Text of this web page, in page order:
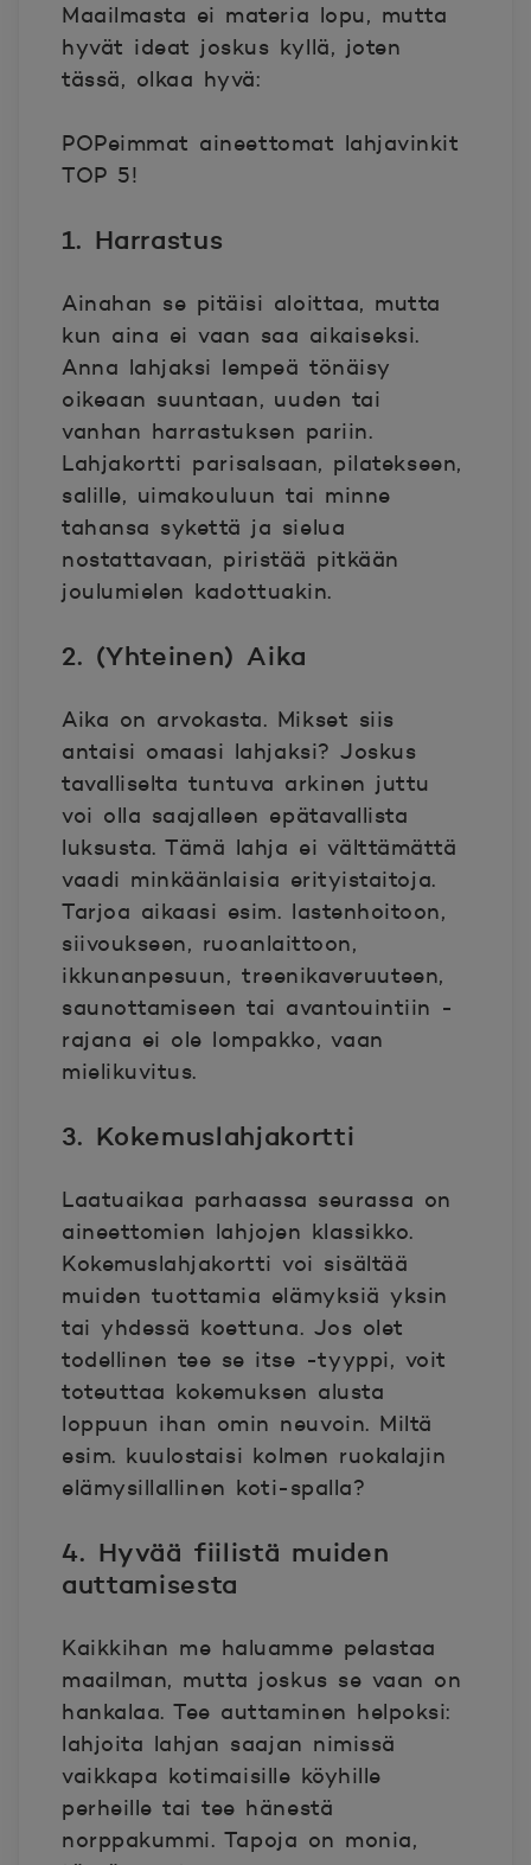
Maailmasta ei materia lopu, mutta
hyvät ideat joskus kyllä, joten
tässä, olkaa hyvä:
POPeimmat aineettomat lahjavinkit
TOP 5!
1. Harrastus
Ainahan se pitäisi aloittaa, mutta
kun aina ei vaan saa aikaiseksi.
Anna lahjaksi lempeä tönäisy
oikeaan suuntaan, uuden tai
vanhan harrastuksen pariin.
Lahjakortti parisalsaan, pilatekseen,
salille, uimakouluun tai minne
tahansa sykettä ja sielua
nostattavaan, piristää pitkään
joulumielen kadottuakin.
2. (Yhteinen) Aika
Aika on arvokasta. Mikset siis
antaisi omaasi lahjaksi? Joskus
tavalliselta tuntuva arkinen juttu
voi olla saajalleen epätavallista
luksusta. Tämä lahja ei välttämättä
vaadi minkäänlaisia erityistaitoja.
Tarjoa aikaasi esim. lastenhoitoon,
siivoukseen, ruoanlaittoon,
ikkunanpesuun, treenikaveruuteen,
saunottamiseen tai avantouintiin -
rajana ei ole lompakko, vaan
mielikuvitus.
3. Kokemuslahjakortti
Laatuaikaa parhaassa seurassa on
aineettomien lahjojen klassikko.
Kokemuslahjakortti voi sisältää
muiden tuottamia elämyksiä yksin
tai yhdessä koettuna. Jos olet
todellinen tee se itse -tyyppi, voit
toteuttaa kokemuksen alusta
loppuun ihan omin neuvoin. Miltä
esim. kuulostaisi kolmen ruokalajin
elämysillallinen koti-spalla?
4. Hyvää fiilistä muiden
auttamisesta
Kaikkihan me haluamme pelastaa
maailman, mutta joskus se vaan on
hankalaa. Tee auttaminen helpoksi:
lahjoita lahjan saajan nimissä
vaikkapa kotimaisille köyhille
perheille tai tee hänestä
norppakummi. Tapoja on monia,